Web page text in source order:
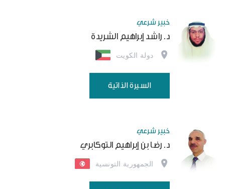
خبير شرعي
د. راشد إبراهيم الشريدة
دولة الكويت
السيرة الذاتية
خبير شرعي
د. رضا بن إبراهيم التوكابري
الجمهورية التونسية